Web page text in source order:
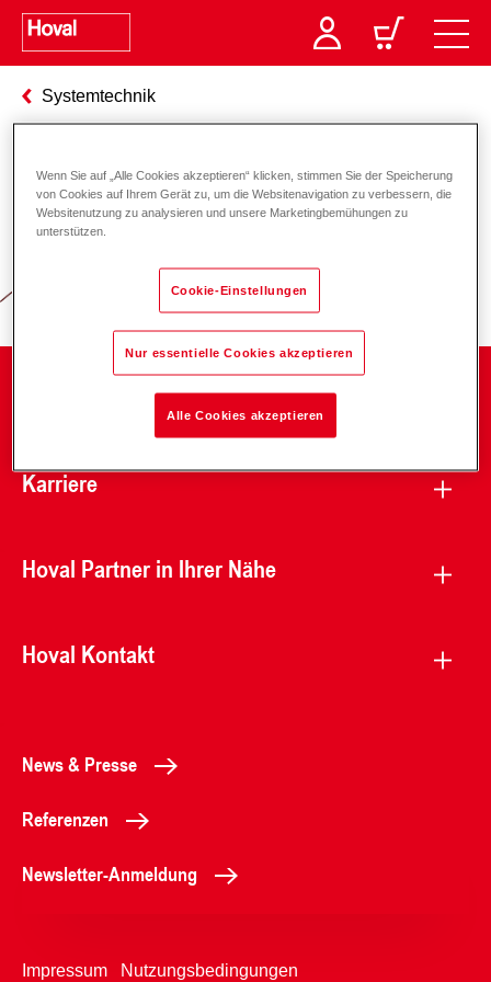
Systemtechnik
Verantwortung für Energie und
Karriere
Hoval Partner in Ihrer Nähe
Hoval Kontakt
News & Presse
Referenzen
Newsletter-Anmeldung
Impressum Nutzungsbedingungen
Wenn Sie auf „Alle Cookies akzeptieren“ klicken, stimmen Sie der Speicherung
von Cookies auf Ihrem Gerät zu, um die Websitenavigation zu verbessern, die
Websitenutzung zu analysieren und unsere Marketingbemühungen zu
unterstützen.
Cookie-Einstellungen
Nur essentielle Cookies akzeptieren
Alle Cookies akzeptieren